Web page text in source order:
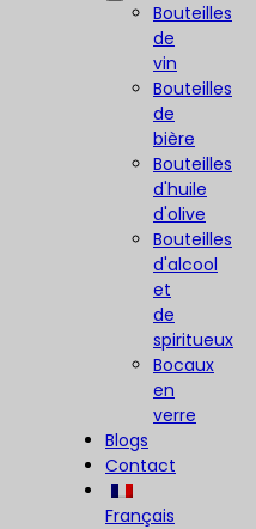
Bouteilles
de
vin
Bouteilles
de
bière
Bouteilles
d'huile
d'olive
Bouteilles
d'alcool
et
de
spiritueux
Bocaux
en
verre
Blogs
Contact
Français